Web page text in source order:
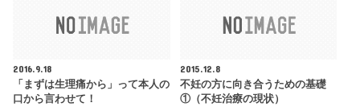
2016.9.18
「まずは生理痛から」って本人の
口から言わせて！
2015.12.8
不妊の方に向き合うための基礎
①（不妊治療の現状）